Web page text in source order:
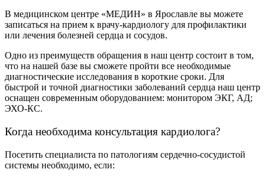
В медицинском центре «МЕДИН» в Ярославле вы можете
записаться на прием к врачу-кардиологу для профилактики
или лечения болезней сердца и сосудов.
Одно из преимуществ обращения в наш центр состоит в том,
что на нашей базе вы сможете пройти все необходимые
диагностические исследования в короткие сроки. Для
быстрой и точной диагностики заболеваний сердца наш центр
оснащен современным оборудованием: монитором ЭКГ, АД;
ЭХО-КС.
Когда необходима консультация кардиолога?
Посетить специалиста по патологиям сердечно-сосудистой
системы необходимо, если: